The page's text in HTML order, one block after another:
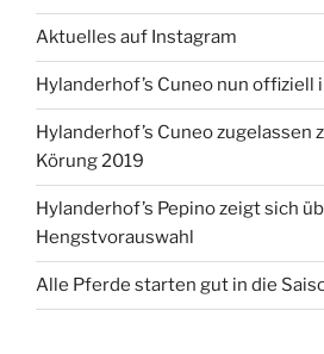
Aktuelles auf Instagram
Hylanderhof’s Cuneo nun offiziell
Hylanderhof’s Cuneo zugelassen
Körung 2019
Hylanderhof’s Pepino zeigt sich
Hengstvorauswahl
Alle Pferde starten gut in die